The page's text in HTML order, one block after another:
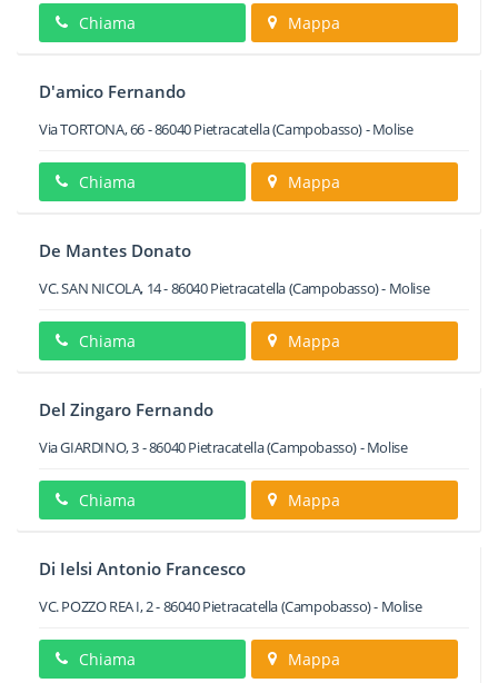
Chiama Mappa
D'amico Fernando
Via TORTONA, 66-86040Pietracatella(Campobasso) -Molise
Chiama Mappa
De Mantes Donato
VC. SAN NICOLA, 14-86040Pietracatella(Campobasso) - Molise
Chiama Mappa
Del Zingaro Fernando
Via GIARDINO, 3-86040Pietracatella(Campobasso) -Molise
Chiama Mappa
Di Ielsi Antonio Francesco
VC. POZZO REA I, 2-86040Pietracatella(Campobasso) - Molise
Chiama Mappa